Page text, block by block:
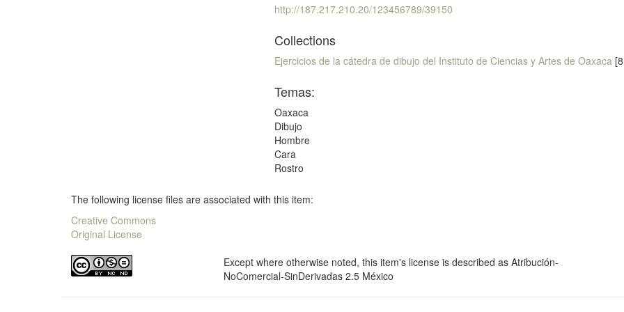
http://187.217.210.20/123456789/39150
Collections
Ejercicios de la cátedra de dibujo del Instituto de Ciencias y Artes de Oaxaca
Temas:
Oaxaca
Dibujo
Hombre
Cara
Rostro
The following license files are associated with this item:
Creative Commons
Original License
Except where otherwise noted, this item's license is described as Atribución-
NoComercial-SinDerivadas 2.5 México